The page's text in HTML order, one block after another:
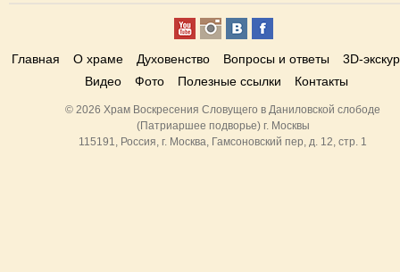
Главная О храме Духовенство Вопросы и ответы
3D-
Видео
Фото Полезные ссылки Контакты
© 2026 Храм Воскресения Словущего в Даниловской слободе
(Патриаршее подворье) г. Москвы
115191, Россия, г. Москва, Гамсоновский пер, д. 12, стр. 1